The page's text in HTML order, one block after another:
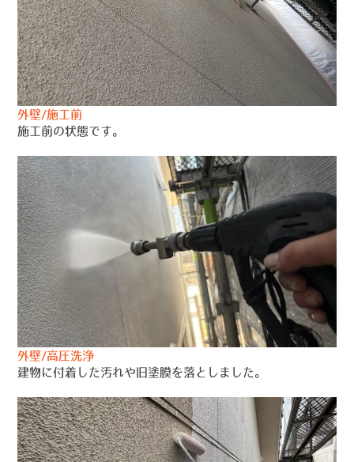
外壁/施工前
施工前の状態です。
外壁/高圧洗浄
建物に付着した汚れや旧塗膜を落としました。